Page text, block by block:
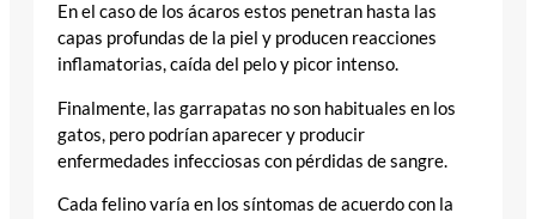
En el caso de los ácaros estos penetran hasta las
capas profundas de la piel y producen reacciones
inflamatorias, caída del pelo y picor intenso.
Finalmente, las garrapatas no son habituales en los
gatos, pero podrían aparecer y producir
enfermedades infecciosas con pérdidas de sangre.
Cada felino varía en los síntomas de acuerdo con la